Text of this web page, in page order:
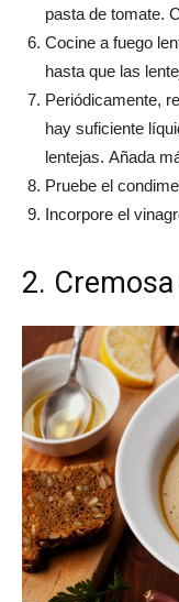
pasta de tomate.
Cocine a fuego
hasta que las
Periódicamente,
hay suficiente
lentejas. Añada
Pruebe el
Incorpore el
2.